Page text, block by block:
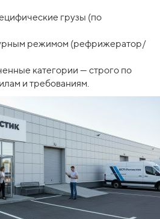
грузы (по
режимом (рефрижератор/
категории — строго по
и требованиям.